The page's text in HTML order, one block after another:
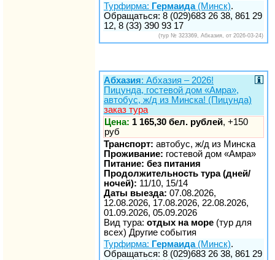
Турфирма: Гермаида(Минск).
Обращаться: 8 (029)683 26 38, 861 29
12, 8 (33) 390 93 17
(тур № 323369, Абхазия, от 2026-03-24)
Абхазия: Абхазия – 2026!
Пицунда, гостевой дом «Амра»,
автобус, ж/д из Минска! (Пицунда)
заказ тура
Цена: 1 165,30 бел. рублей, +150
руб
Транспорт: автобус, ж/д из Минска
Проживание: гостевой дом «Амра»
Питание: без питания
Продолжительность тура (дней/
ночей): 11/10, 15/14
Даты выезда: 07.08.2026,
12.08.2026, 17.08.2026, 22.08.2026,
01.09.2026, 05.09.2026
Вид тура: отдых на море (тур для
всех) Другие события
Турфирма: Гермаида(Минск).
Обращаться: 8 (029)683 26 38, 861 29